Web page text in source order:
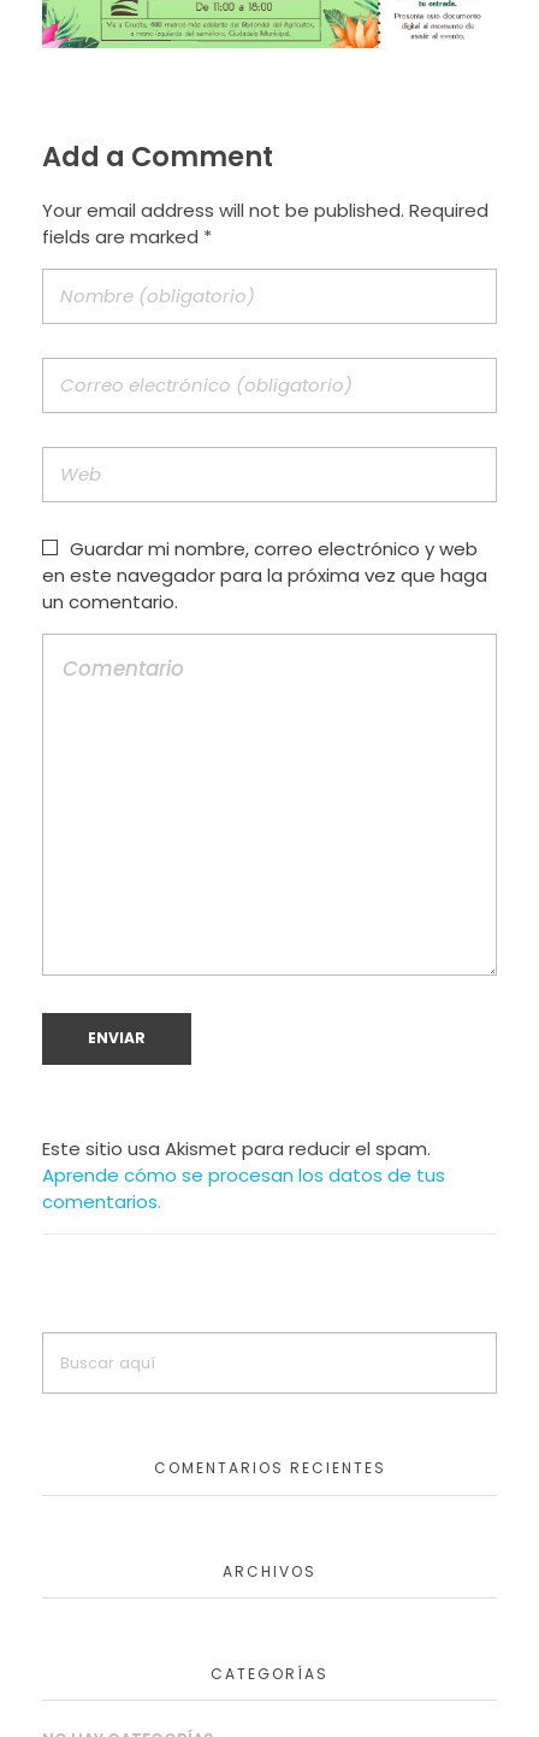
Add a Comment
Your email address will not be published. Required
fields are marked *
Guardar mi nombre, correo electrónico y web
en este navegador para la próxima vez que haga
un comentario.
Este sitio usa Akismet para reducir el spam.
Aprende cómo se procesan los datos de tus
comentarios.
COMENTARIOS RECIENTES
ARCHIVOS
CATEGORÍAS